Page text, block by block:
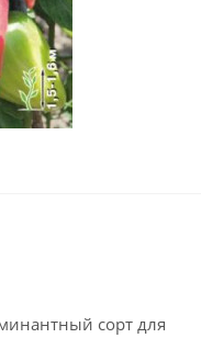
сорт для